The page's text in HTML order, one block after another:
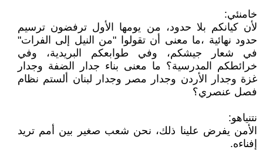
خامنئي:
لأن كيانكم بلا حدود، من يومها الأول ترفضون ترسيم
حدود نهائية ،ما معنى أن تقولوا "من النيل إلى الفرات"
في شعار جيشكم، وفي طوابعكم البريدية، وفي
خرائطكم المدرسية؟ ما معنى بناء جدار الضفة وجدار
غزة وجدار الأردن وجدار مصر وجدار لبنان ألستم نظام
فصل عنصري؟
نتنياهو:
الأمن يفرض علينا ذلك، نحن شعب صغير بين أمم تريد
إفناءه.